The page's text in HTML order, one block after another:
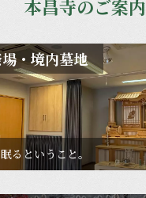
本昌寺のご案内
・境内墓地
るということ。